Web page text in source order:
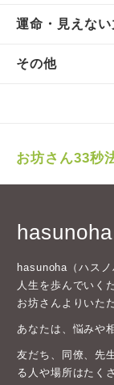
運命・見えない
その他
お坊さん33秒
hasunoha
hasunoha（ハス
人生を歩んでいく
お坊さんよりいた
あなたは、悩みや
友だち、同僚、先
る人や場所はたく